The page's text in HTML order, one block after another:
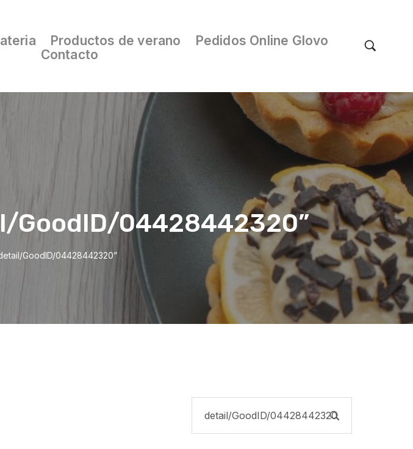
Productos de verano
Pedidos Online Glovo
Contacto
GoodID/04428442320”
GoodID/04428442320”